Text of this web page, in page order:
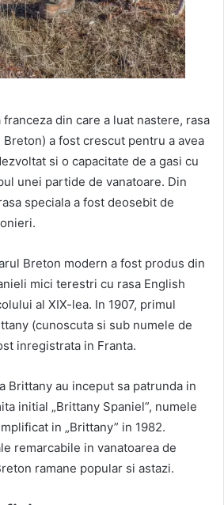
din care a luat nastere, rasa
a fost crescut pentru a avea
si o capacitate de a gasi cu
unei partide de vanatoare. Din
speciala a fost deosebit de
Breton modern a fost produs din
mici terestri cu rasa English
al XIX-lea. In 1907, primul
(cunoscuta si sub numele de
inregistrata in Franta.
Brittany au inceput sa patrunda in
initial „Brittany Spaniel”, numele
in „Brittany” in 1982.
remarcabile in vanatoarea de
ramane popular si astazi.